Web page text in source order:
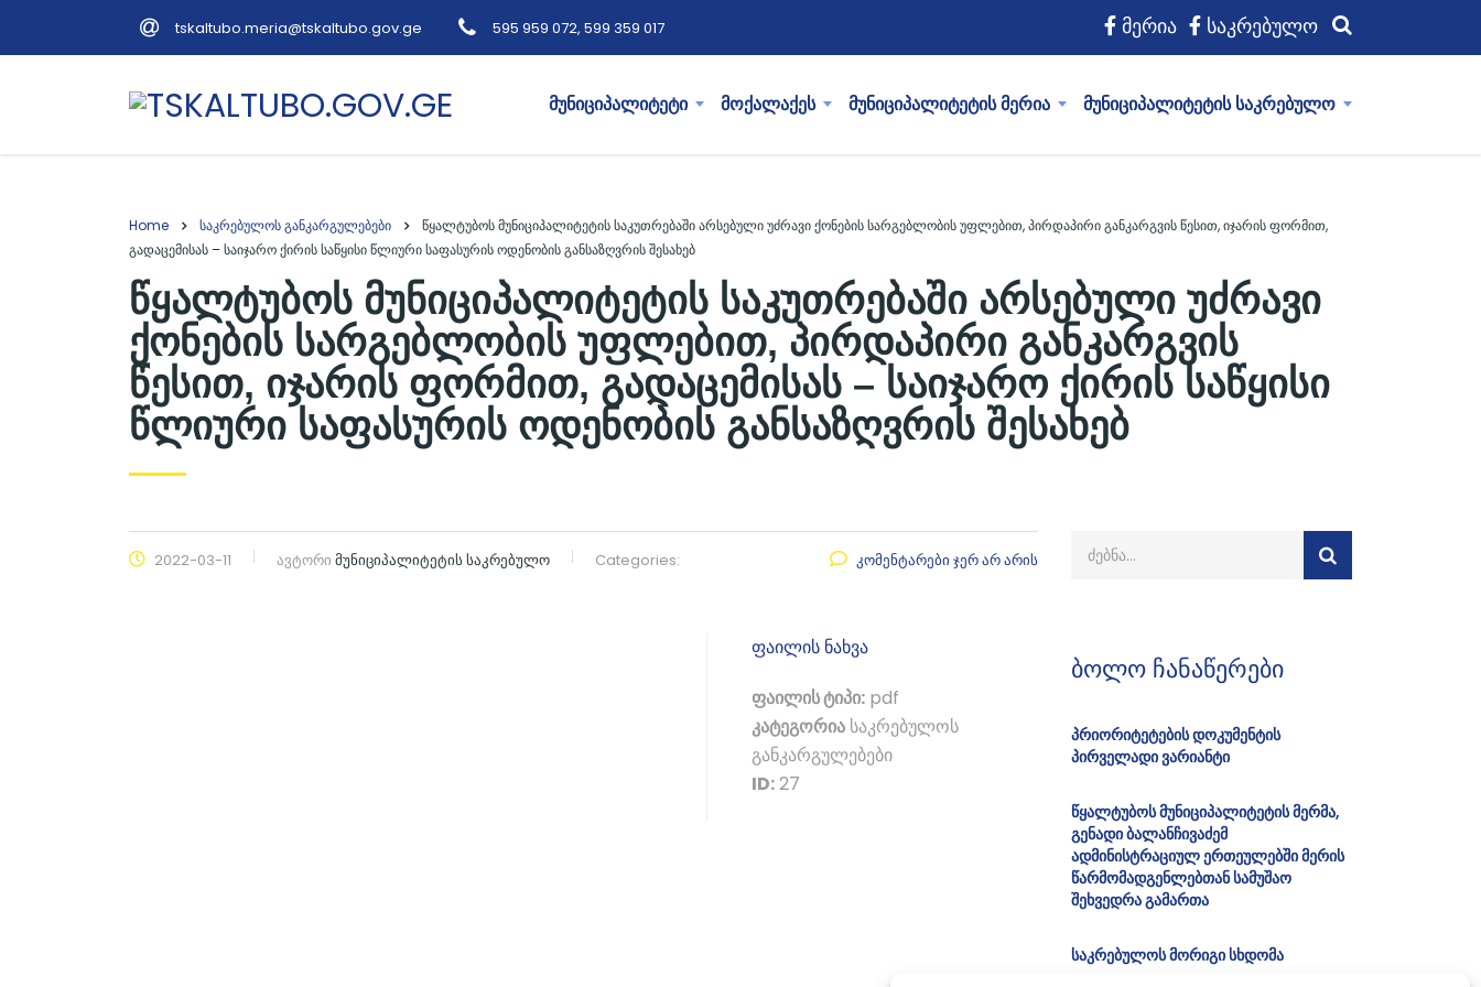
tskaltubo.meria@tskaltubo.gov.ge 595 959 072, 599 359 017 მერია საკრებულო
მუნიციპალიტეტი მოქალაქეს მუნიციპალიტეტის მერია მუნიციპალიტეტის საკრებულო
Home საკრებულოს განკარგულებები
წყალტუბოს მუნიციპალიტეტის საკუთრებაში არსებული უძრავი ქონების სარგებლობის უფლებით, პირდაპირი განკარგვის წესით, იჯარის ფორმით,
გადაცემისას – საიჯარო ქირის საწყისი წლიური საფასურის ოდენობის განსაზღვრის შესახებ
წყალტუბოს მუნიციპალიტეტის საკუთრებაში არსებული უძრავი
ქონების სარგებლობის უფლებით, პირდაპირი განკარგვის
წესით, იჯარის ფორმით, გადაცემისას – საიჯარო ქირის საწყისი
წლიური საფასურის ოდენობის განსაზღვრის შესახებ
2022-03-11 ავტორი მუნიციპალიტეტის საკრებულო Categories: კომენტარები ჯერ არ არის
ფაილის ნახვა
ფაილის ტიპი:pdf
კატეგორიასაკრებულოს
განკარგულებები
ID:27
ბოლო ჩანაწერები
პრიორიტეტების დოკუმენტის
პირველადი ვარიანტი
წყალტუბოს მუნიციპალიტეტის მერმა,
გენადი ბალანჩივაძემ
ადმინისტრაციულ ერთეულებში მერის
წარმომადგენლებთან სამუშაო
შეხვედრა გამართა
საკრებულოს მორიგი სხდომა